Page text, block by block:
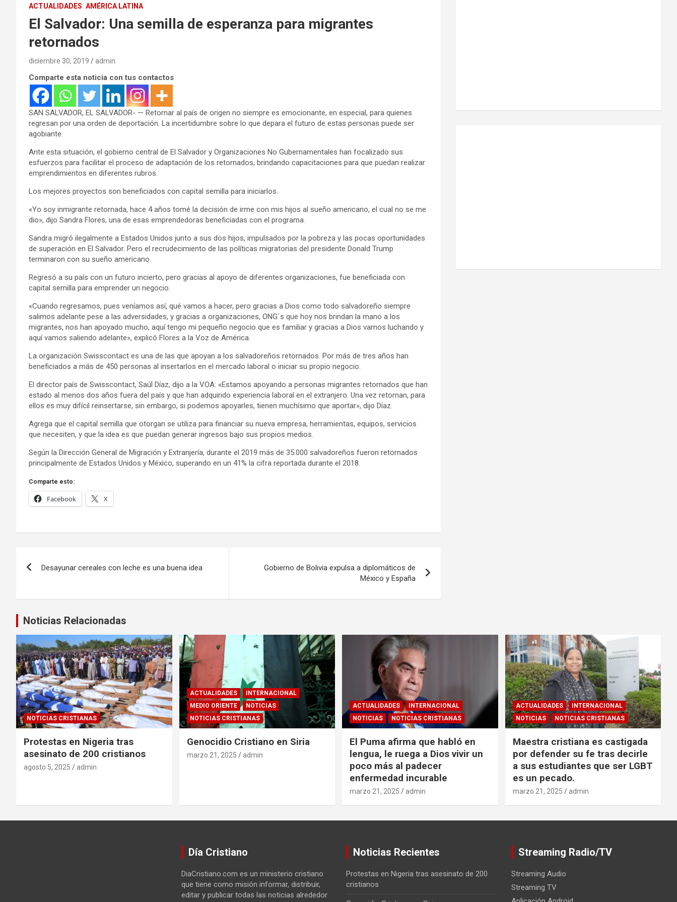
ACTUALIDADES AMÉRICA LATINA
El Salvador: Una semilla de esperanza para migrantes
retornados
diciembre 30, 2019 admin
Comparte esta noticia con tus contactos
SAN SALVADOR, EL SALVADOR- — Retornar al país de origen no siempre es emocionante, en especial, para quienes
regresan por una orden de deportación. La incertidumbre sobre lo que depara el futuro de estas personas puede ser
agobiante.
Ante esta situación, el gobierno central de El Salvador y Organizaciones No Gubernamentales han focalizado sus
esfuerzos para facilitar el proceso de adaptación de los retornados, brindando capacitaciones para que puedan realizar
emprendimientos en diferentes rubros.
Los mejores proyectos son beneficiados con capital semilla para iniciarlos.
«Yo soy inmigrante retornada, hace 4 años tomé la decisión de irme con mis hijos al sueño americano, el cual no se me
dio», dijo Sandra Flores, una de esas emprendedoras beneficiadas con el programa.
Sandra migró ilegalmente a Estados Unidos junto a sus dos hijos, impulsados por la pobreza y las pocas oportunidades
de superación en El Salvador. Pero el recrudecimiento de las políticas migratorias del presidente Donald Trump
terminaron con su sueño americano.
Regresó a su país con un futuro incierto, pero gracias al apoyo de diferentes organizaciones, fue beneficiada con
capital semilla para emprender un negocio.
«Cuando regresamos, pues veníamos así, qué vamos a hacer, pero gracias a Dios como todo salvadoreño siempre
salimos adelante pese a las adversidades, y gracias a organizaciones, ONG´s que hoy nos brindan la mano a los
migrantes, nos han apoyado mucho, aquí tengo mi pequeño negocio que es familiar y gracias a Dios vamos luchando y
aquí vamos saliendo adelante», explicó Flores a la Voz de América.
La organización Swisscontact es una de las que apoyan a los salvadoreños retornados. Por más de tres años han
beneficiados a más de 450 personas al insertarlos en el mercado laboral o iniciar su propio negocio.
El director país de Swisscontact, Saúl Díaz, dijo a la VOA: «Estamos apoyando a personas migrantes retornados que han
estado al menos dos años fuera del país y que han adquirido experiencia laboral en el extranjero. Una vez retornan, para
ellos es muy difícil reinsertarse, sin embargo, si podemos apoyarles, tienen muchísimo que aportar», dijo Díaz.
Agrega que el capital semilla que otorgan se utiliza para financiar su nueva empresa, herramientas, equipos, servicios
que necesiten, y que la idea es que puedan generar ingresos bajo sus propios medios.
Según la Dirección General de Migración y Extranjería, durante el 2019 más de 35.000 salvadoreños fueron retornados
principalmente de Estados Unidos y México, superando en un 41% la cifra reportada durante el 2018.
Comparte esto:
Facebook X
entradas
Desayunar cereales con leche es una buena idea
Gobierno de Bolivia expulsa a diplomáticos de
México y España
Noticias Relacionadas
NOTICIAS CRISTIANAS
Protestas en Nigeria tras
asesinato de 200 cristianos
agosto 5, 2025 admin
ACTUALIDADES
INTERNACIONAL
MEDIO ORIENTE
NOTICIAS
NOTICIAS CRISTIANAS
Genocidio Cristiano en Siria
marzo 21, 2025 admin
ACTUALIDADES
INTERNACIONAL
NOTICIAS
NOTICIAS CRISTIANAS
El Puma afirma que habló en
lengua, le ruega a Dios vivir un
poco más al padecer
enfermedad incurable
marzo 21, 2025 admin
ACTUALIDADES
INTERNACIONAL
NOTICIAS
NOTICIAS CRISTIANAS
Maestra cristiana es castigada
por defender su fe tras decirle
a sus estudiantes que ser LGBT
es un pecado.
marzo 21, 2025 admin
Día Cristiano
DiaCristiano.com es un ministerio cristiano
que tiene como misión informar, distribuir,
editar y publicar todas las noticias alrededor
Noticias Recientes
Protestas en Nigeria tras asesinato de 200
cristianos
Streaming Radio/TV
Streaming Audio
Streaming TV